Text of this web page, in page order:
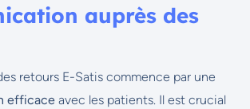
auprès des
retours E-Satis commence par une
efficaceavec les patients. Il est crucial